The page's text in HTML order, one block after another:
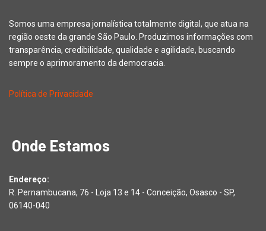
Somos uma empresa jornalística totalmente digital, que atua na
região oeste da grande São Paulo. Produzimos informações com
transparência, credibilidade, qualidade e agilidade, buscando
sempre o aprimoramento da democracia.
Política de Privacidade
Onde Estamos
Endereço:
R. Pernambucana, 76 - Loja 13 e 14 - Conceição, Osasco - SP,
06140-040